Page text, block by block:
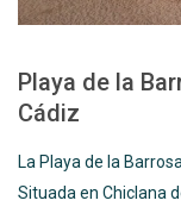
Playa de la
Cádiz
La Playa de la
Situada en Chiclana